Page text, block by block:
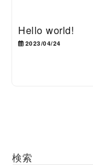
Hello world!
2023/04/24
検索